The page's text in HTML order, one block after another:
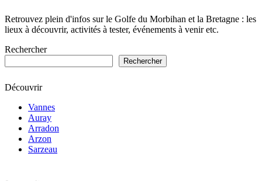
Retrouvez plein d'infos sur le Golfe du Morbihan et la Bretagne : les
lieux à découvrir, activités à tester, événements à venir etc.
Rechercher
Rechercher
Découvrir
Vannes
Auray
Arradon
Arzon
Sarzeau